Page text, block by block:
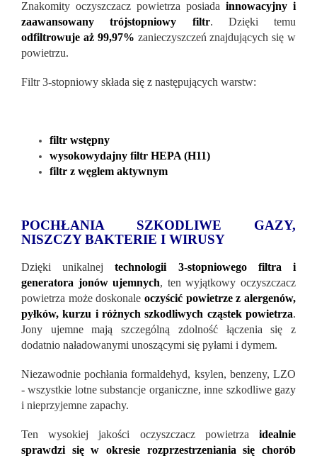
Znakomity oczyszczacz powietrza posiada innowacyjny i
zaawansowany trójstopniowy filtr. Dzięki temu
odfiltrowuje aż 99,97% zanieczyszczeń znajdujących się w
powietrzu.
Filtr 3-stopniowy składa się z następujących warstw:
filtr wstępny
wysokowydajny filtr HEPA (H11)
filtr z węglem aktywnym
POCHŁANIA SZKODLIWE GAZY,
NISZCZY BAKTERIE I WIRUSY
Dzięki unikalnejtechnologii 3-stopniowego filtra i
generatora jonów ujemnych, ten wyjątkowy oczyszczacz
powietrza może doskonale oczyścić powietrze z alergenów,
pyłków, kurzu i różnych szkodliwych cząstek powietrza.
Jony ujemne mają szczególną zdolność łączenia się z
dodatnio naładowanymi unoszącymi się pyłami i dymem.
Niezawodnie pochłania formaldehyd, ksylen, benzeny, LZO
- wszystkie lotne substancje organiczne, inne szkodliwe gazy
i nieprzyjemne zapachy.
Ten wysokiej jakości oczyszczacz powietrza idealnie
sprawdzi się w okresie rozprzestrzeniania się chorób